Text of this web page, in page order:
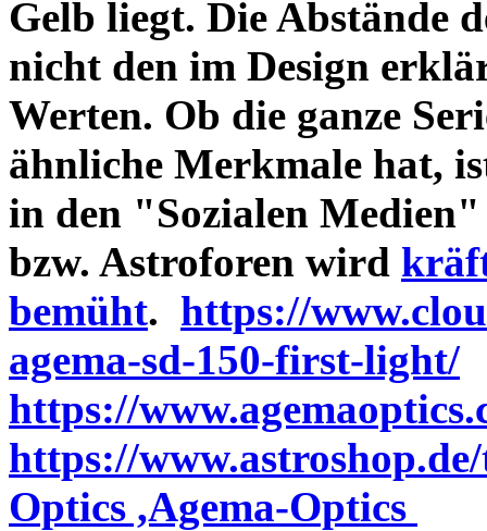
Gelb liegt. Die Abstände
nicht den im Design
Werten. Ob die ganze
ähnliche Merkmale hat,
in den "Sozialen Medien"
bzw. Astroforen wird
bemüht. https://
agema-sd-150-first-light/
https://
https://
Optics ,Agema-Optics